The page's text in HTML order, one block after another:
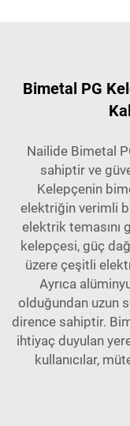
Bimetal PG
Nailide Bimetal
sahiptir ve
Kelepçenin
elektriğin verimli
elektrik temasını
kelepçesi, güç
üzere çeşitli
Ayrıca
olduğundan uzun
dirence sahiptir.
ihtiyaç duyulan
kullanıcılar,